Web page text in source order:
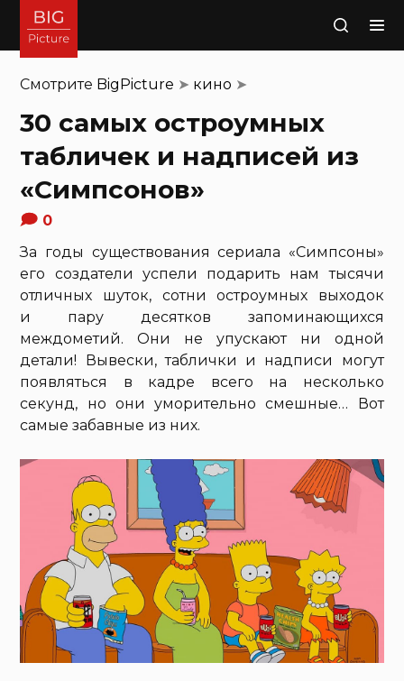
Поиск
Смотрите BigPicture ➤ кино ➤
30 самых остроумных
табличек и надписей из
«Симпсонов»
0
За годы существования сериала «Симпсоны»
его создатели успели подарить нам тысячи
отличных шуток, сотни остроумных выходок
и пару десятков запоминающихся
междометий. Они не упускают ни одной
детали! Вывески, таблички и надписи могут
появляться в кадре всего на несколько
секунд, но они уморительно смешные… Вот
самые забавные из них.